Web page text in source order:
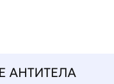
АНТИТЕЛА